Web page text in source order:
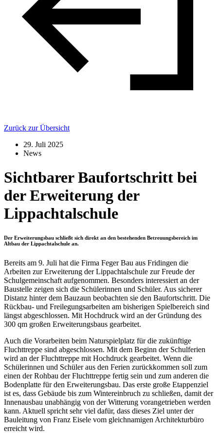
Zurück zur Übersicht
29. Juli 2025
News
Sichtbarer Baufortschritt bei
der Erweiterung der
Lippachtalschule
Der Erweiterungsbau schließt sich direkt an den bestehenden Betreuungsbereich im
Altbau der Lippachtalschule an.
Bereits am 9. Juli hat die Firma Feger Bau aus Fridingen die
Arbeiten zur Erweiterung der Lippachtalschule zur Freude der
Schulgemeinschaft aufgenommen. Besonders interessiert an der
Baustelle zeigen sich die Schülerinnen und Schüler. Aus sicherer
Distanz hinter dem Bauzaun beobachten sie den Baufortschritt. Die
Rückbau- und Freilegungsarbeiten am bisherigen Spielbereich sind
längst abgeschlossen. Mit Hochdruck wird an der Gründung des
300 qm großen Erweiterungsbaus gearbeitet.
Auch die Vorarbeiten beim Naturspielplatz für die zukünftige
Fluchttreppe sind abgeschlossen. Mit dem Beginn der Schulferien
wird an der Fluchttreppe mit Hochdruck gearbeitet. Wenn die
Schülerinnen und Schüler aus den Ferien zurückkommen soll zum
einen der Rohbau der Fluchttreppe fertig sein und zum anderen die
Bodenplatte für den Erweiterungsbau. Das erste große Etappenziel
ist es, dass Gebäude bis zum Wintereinbruch zu schließen, damit der
Innenausbau unabhängig von der Witterung vorangetrieben werden
kann. Aktuell spricht sehr viel dafür, dass dieses Ziel unter der
Bauleitung von Franz Eisele vom gleichnamigen Architekturbüro
erreicht wird.